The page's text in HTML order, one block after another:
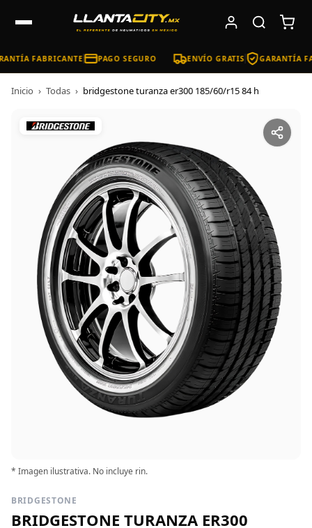
FABRICANTE PAGO SEGURO ENVÍO GRATIS GARANTÍA
Inicio › Todas › bridgestone turanza er300 185/60/r15 84 h
* Imagen ilustrativa. No incluye rin.
BRIDGESTONE
BRIDGESTONE TURANZA ER300